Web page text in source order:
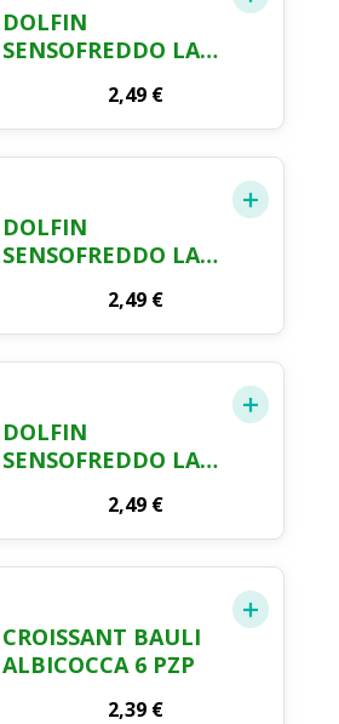
DOLFIN
SENSOFREDDO LA
GUSTO MANDORLA
2 X 100 ML
2,49 €
DOLFIN
SENSOFREDDO LA
GUSTO ARANCIA
ROSSA DI SICLIA
IGP 2 X 100 ML
2,49 €
DOLFIN
SENSOFREDDO LA
GUSTO MENTA
FRESCA 2 X 100 ML
2,49 €
CROISSANT BAULI
ALBICOCCA 6 PZP
2,39 €